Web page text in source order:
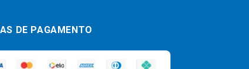
DE PAGAMENTO